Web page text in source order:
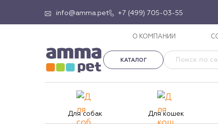
info@amma.pet +7 (499) 705-03-55
О КОМПАНИИ
КАТАЛОГ
Для собак Для кошек